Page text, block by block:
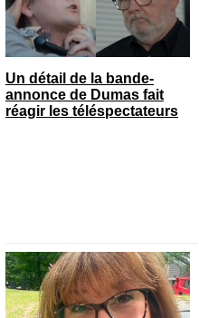
Un détail de la bande-
annonce de Dumas fait
réagir les téléspectateurs